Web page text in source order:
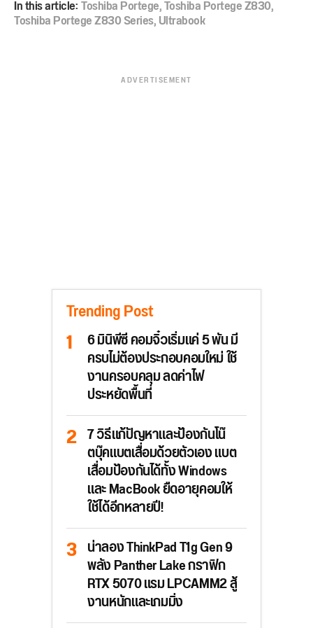
In this article:Toshiba Portege,Toshiba Portege Z830,
Toshiba Portege Z830 Series,Ultrabook
ADVERTISEMENT
Trending Post
6 มินิพีซี คอมจิ๋วเริ่มแค่ 5 พัน มี
ครบไม่ต้องประกอบคอมใหม่ ใช้
งานครอบคลุม ลดค่าไฟ
ประหยัดพื้นที่
7 วิธีแก้ปัญหาและป้องกันโน๊
ตบุ๊คแบตเสื่อมด้วยตัวเอง แบต
เสื่อมป้องกันได้ทั้ง Windows
และ MacBook ยืดอายุคอมให้
ใช้ได้อีกหลายปี!
น่าลอง ThinkPad T1g Gen 9
พลัง Panther Lake กราฟิก
RTX 5070 แรม LPCAMM2 สู้
งานหนักและเกมมิ่ง